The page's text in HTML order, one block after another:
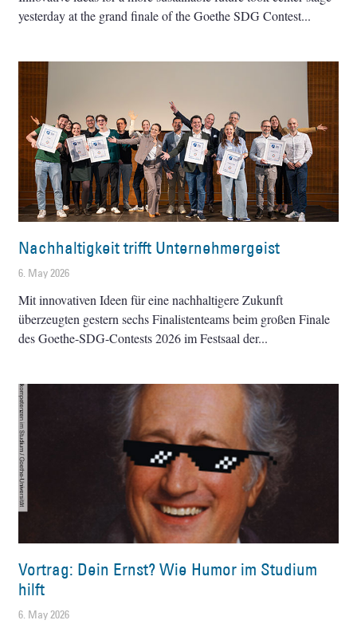
yesterday at the grand finale of the Goethe SDG Contest
Nachhaltigkeit trifft Unternehmergeist
6. May 2026
Mit innovativen Ideen für eine nachhaltigere Zukunft
überzeugten gestern sechs Finalistenteams beim großen Finale
des Goethe-SDG-Contests 2026 im Festsaal der
Vortrag: Dein Ernst? Wie Humor im Studium
hilft
6. May 2026